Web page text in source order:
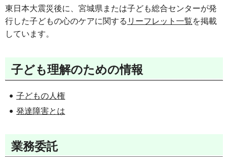
東日本大震災後に、宮城県または子ども総合センターが発
行した子どもの心のケアに関する リーフレット一覧を掲載
しています。
子ども理解のための情報
子どもの人権
発達障害とは
業務委託